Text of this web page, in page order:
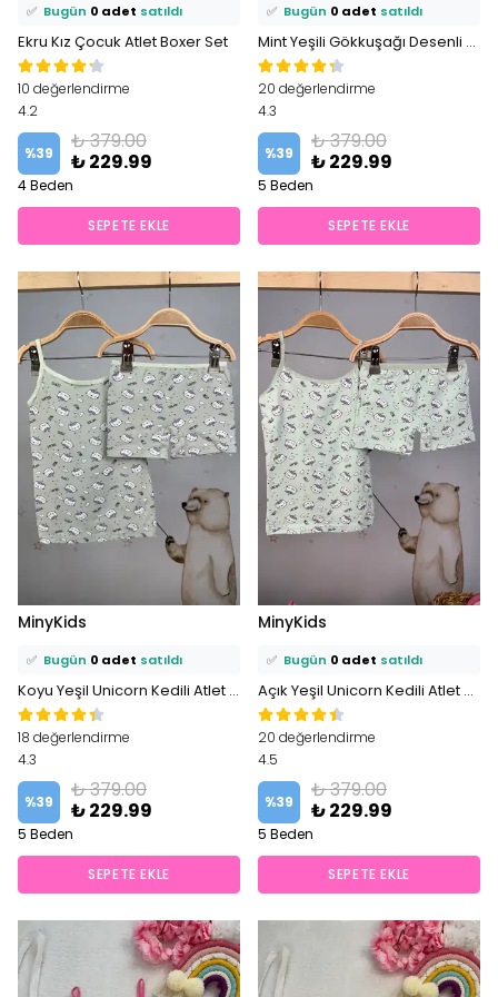
✅ Bugün 0 adet satıldı
Ekru Kız Çocuk Atlet Boxer Set
10 değerlendirme
4.2
%39
₺ 379.00
₺ 229.99
4 Beden
SEPETE EKLE
✅ Bugün 0 adet satıldı
Mint Yeşili Gökkuşağı Desenli Atlet Boxer Takım
20 değerlendirme
4.3
%39
₺ 379.00
₺ 229.99
5 Beden
SEPETE EKLE
MinyKids
⭐️ Bu ürünü1 kişifavoriledi!
🛒 1 kişisepetine ekledi!
✅ Bugün 0 adet satıldı
Koyu Yeşil Unicorn Kedili Atlet Boxer Takım
18 değerlendirme
4.3
%39
₺ 379.00
₺ 229.99
5 Beden
SEPETE EKLE
MinyKids
⭐️ Bu ürünü1 kişifavoriledi!
🛒 0 kişisepetine ekledi!
✅ Bugün 0 adet satıldı
Açık Yeşil Unicorn Kedili Atlet Boxer Takım
20 değerlendirme
4.5
%39
₺ 379.00
₺ 229.99
5 Beden
SEPETE EKLE